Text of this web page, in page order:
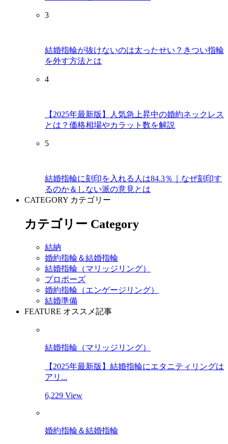
3
結婚指輪が抜けないのは太ったせい？きつい指輪
を外す方法とは
4
【2025年最新版】人気急上昇中の婚約ネックレス
とは？価格相場やカラット数を解説
5
結婚指輪に刻印を入れる人は84.3％｜なぜ刻印す
るのか＆しない派の意見とは
CATEGORY カテゴリー
カテゴリー Category
結納
婚約指輪＆結婚指輪
結婚指輪（マリッジリング）
プロポーズ
婚約指輪（エンゲージリング）
結婚準備
FEATURE オススメ記事
結婚指輪（マリッジリング）
【2025年最新版】結婚指輪にエタニティリングは
アリ...
6,229 View
婚約指輪＆結婚指輪